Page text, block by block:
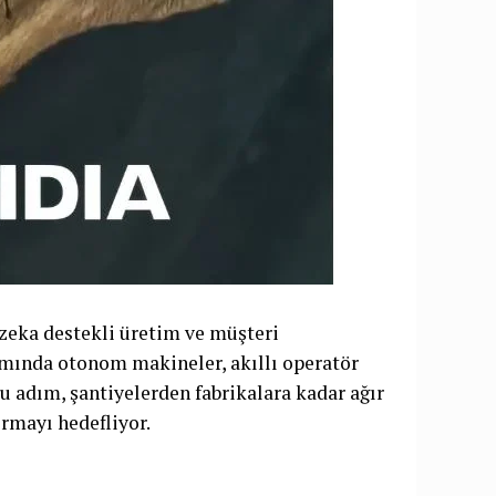
destekli üretim ve müşteri
otonom makineler, akıllı operatör
şantiyelerden fabrikalara kadar ağır
hedefliyor.